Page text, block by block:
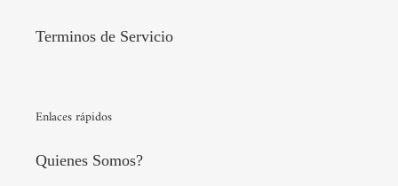
Terminos de Servicio
Enlaces rápidos
Quienes Somos?